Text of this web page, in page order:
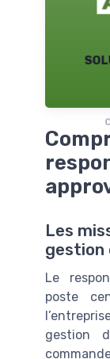
Les
gestion
Le
poste
gestion